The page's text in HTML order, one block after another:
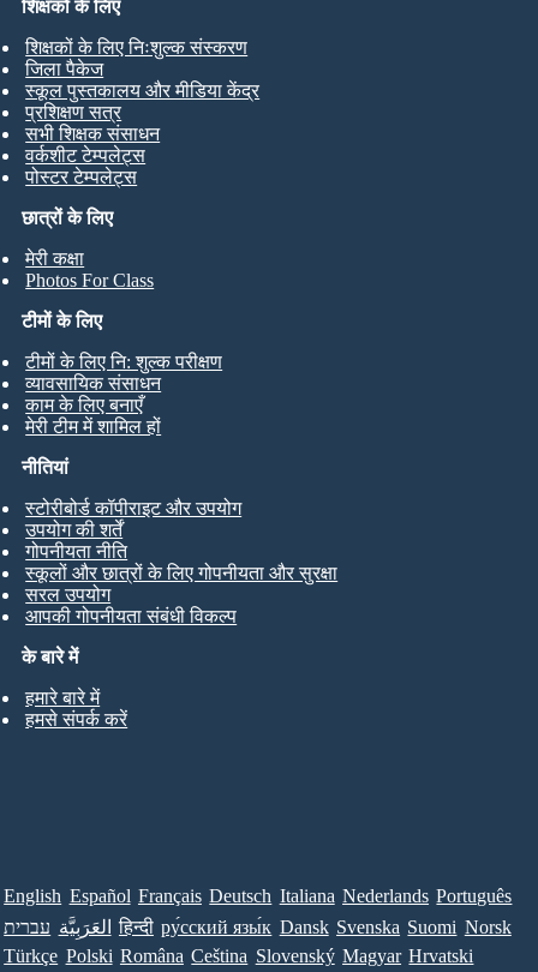
छात्रों के लिए
मेरी कक्षा
Photos For Class
शिक्षकों के लिए
शिक्षकों के लिए निःशुल्क संस्करण
जिला पैकेज
स्कूल पुस्तकालय और मीडिया केंद्र
प्रशिक्षण सत्र
सभी शिक्षक संसाधन
वर्कशीट टेम्पलेट्स
पोस्टर टेम्पलेट्स
टीमों के लिए
टीमों के लिए नि: शुल्क परीक्षण
व्यावसायिक संसाधन
काम के लिए बनाएँ
मेरी टीम में शामिल हों
के बारे में
हमारे बारे में
हमसे संपर्क करें
नीतियां
स्टोरीबोर्ड कॉपीराइट और उपयोग
उपयोग की शर्तें
गोपनीयता नीति
स्कूलों और छात्रों के लिए गोपनीयता और सुरक्षा
सरल उपयोग
आपकी गोपनीयता संबंधी विकल्प
English Español Français Deutsch Italiana Nederlands Português
עברית العَرَبِيَّة हिन्दी ру́сский язы́к Dansk Svenska Suomi Norsk
Türkçe Polski Româna Ceština Slovenský Magyar Hrvatski